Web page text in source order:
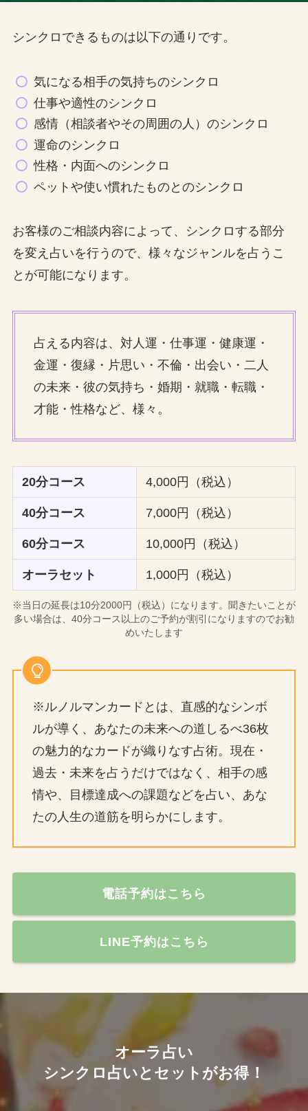
シンクロできるものは以下の通りです。
気になる相手の気持ちのシンクロ
仕事や適性のシンクロ
感情（相談者やその周囲の人）のシンクロ
運命のシンクロ
性格・内面へのシンクロ
ペットや使い慣れたものとのシンクロ
お客様のご相談内容によって、シンクロする部分
を変え占いを行うので、様々なジャンルを占うこ
とが可能になります。
占える内容は、対人運・仕事運・健康運・
金運・復縁・片思い・不倫・出会い・二人
の未来・彼の気持ち・婚期・就職・転職・
才能・性格など、様々。
20分コース 4,000円（税込）
40分コース 7,000円（税込）
60分コース 10,000円（税込）
オーラセット 1,000円（税込）
※当日の延長は10分2000円（税込）になります。聞きたいことが
多い場合は、40分コース以上のご予約が割引になりますのでお勧
めいたします
※ルノルマンカードとは、直感的なシンボ
ルが導く、あなたの未来への道しるべ36枚
の魅力的なカードが織りなす占術。現在・
過去・未来を占うだけではなく、相手の感
情や、目標達成への課題などを占い、あな
たの人生の道筋を明らかにします。
電話予約はこちら
LINE予約はこちら
オーラ占い
シンクロ占いとセットがお得！